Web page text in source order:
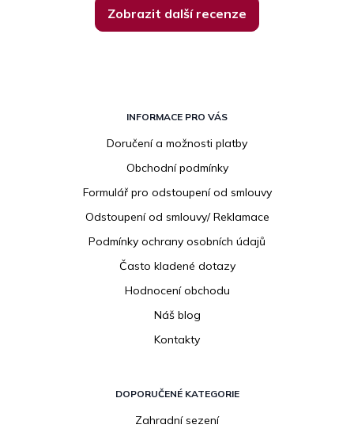
Zobrazit další recenze
INFORMACE PRO VÁS
Doručení a možnosti platby
Obchodní podmínky
Formulář pro odstoupení od smlouvy
Odstoupení od smlouvy/ Reklamace
Podmínky ochrany osobních údajů
Často kladené dotazy
Hodnocení obchodu
Náš blog
Kontakty
DOPORUČENÉ KATEGORIE
Zahradní sezení